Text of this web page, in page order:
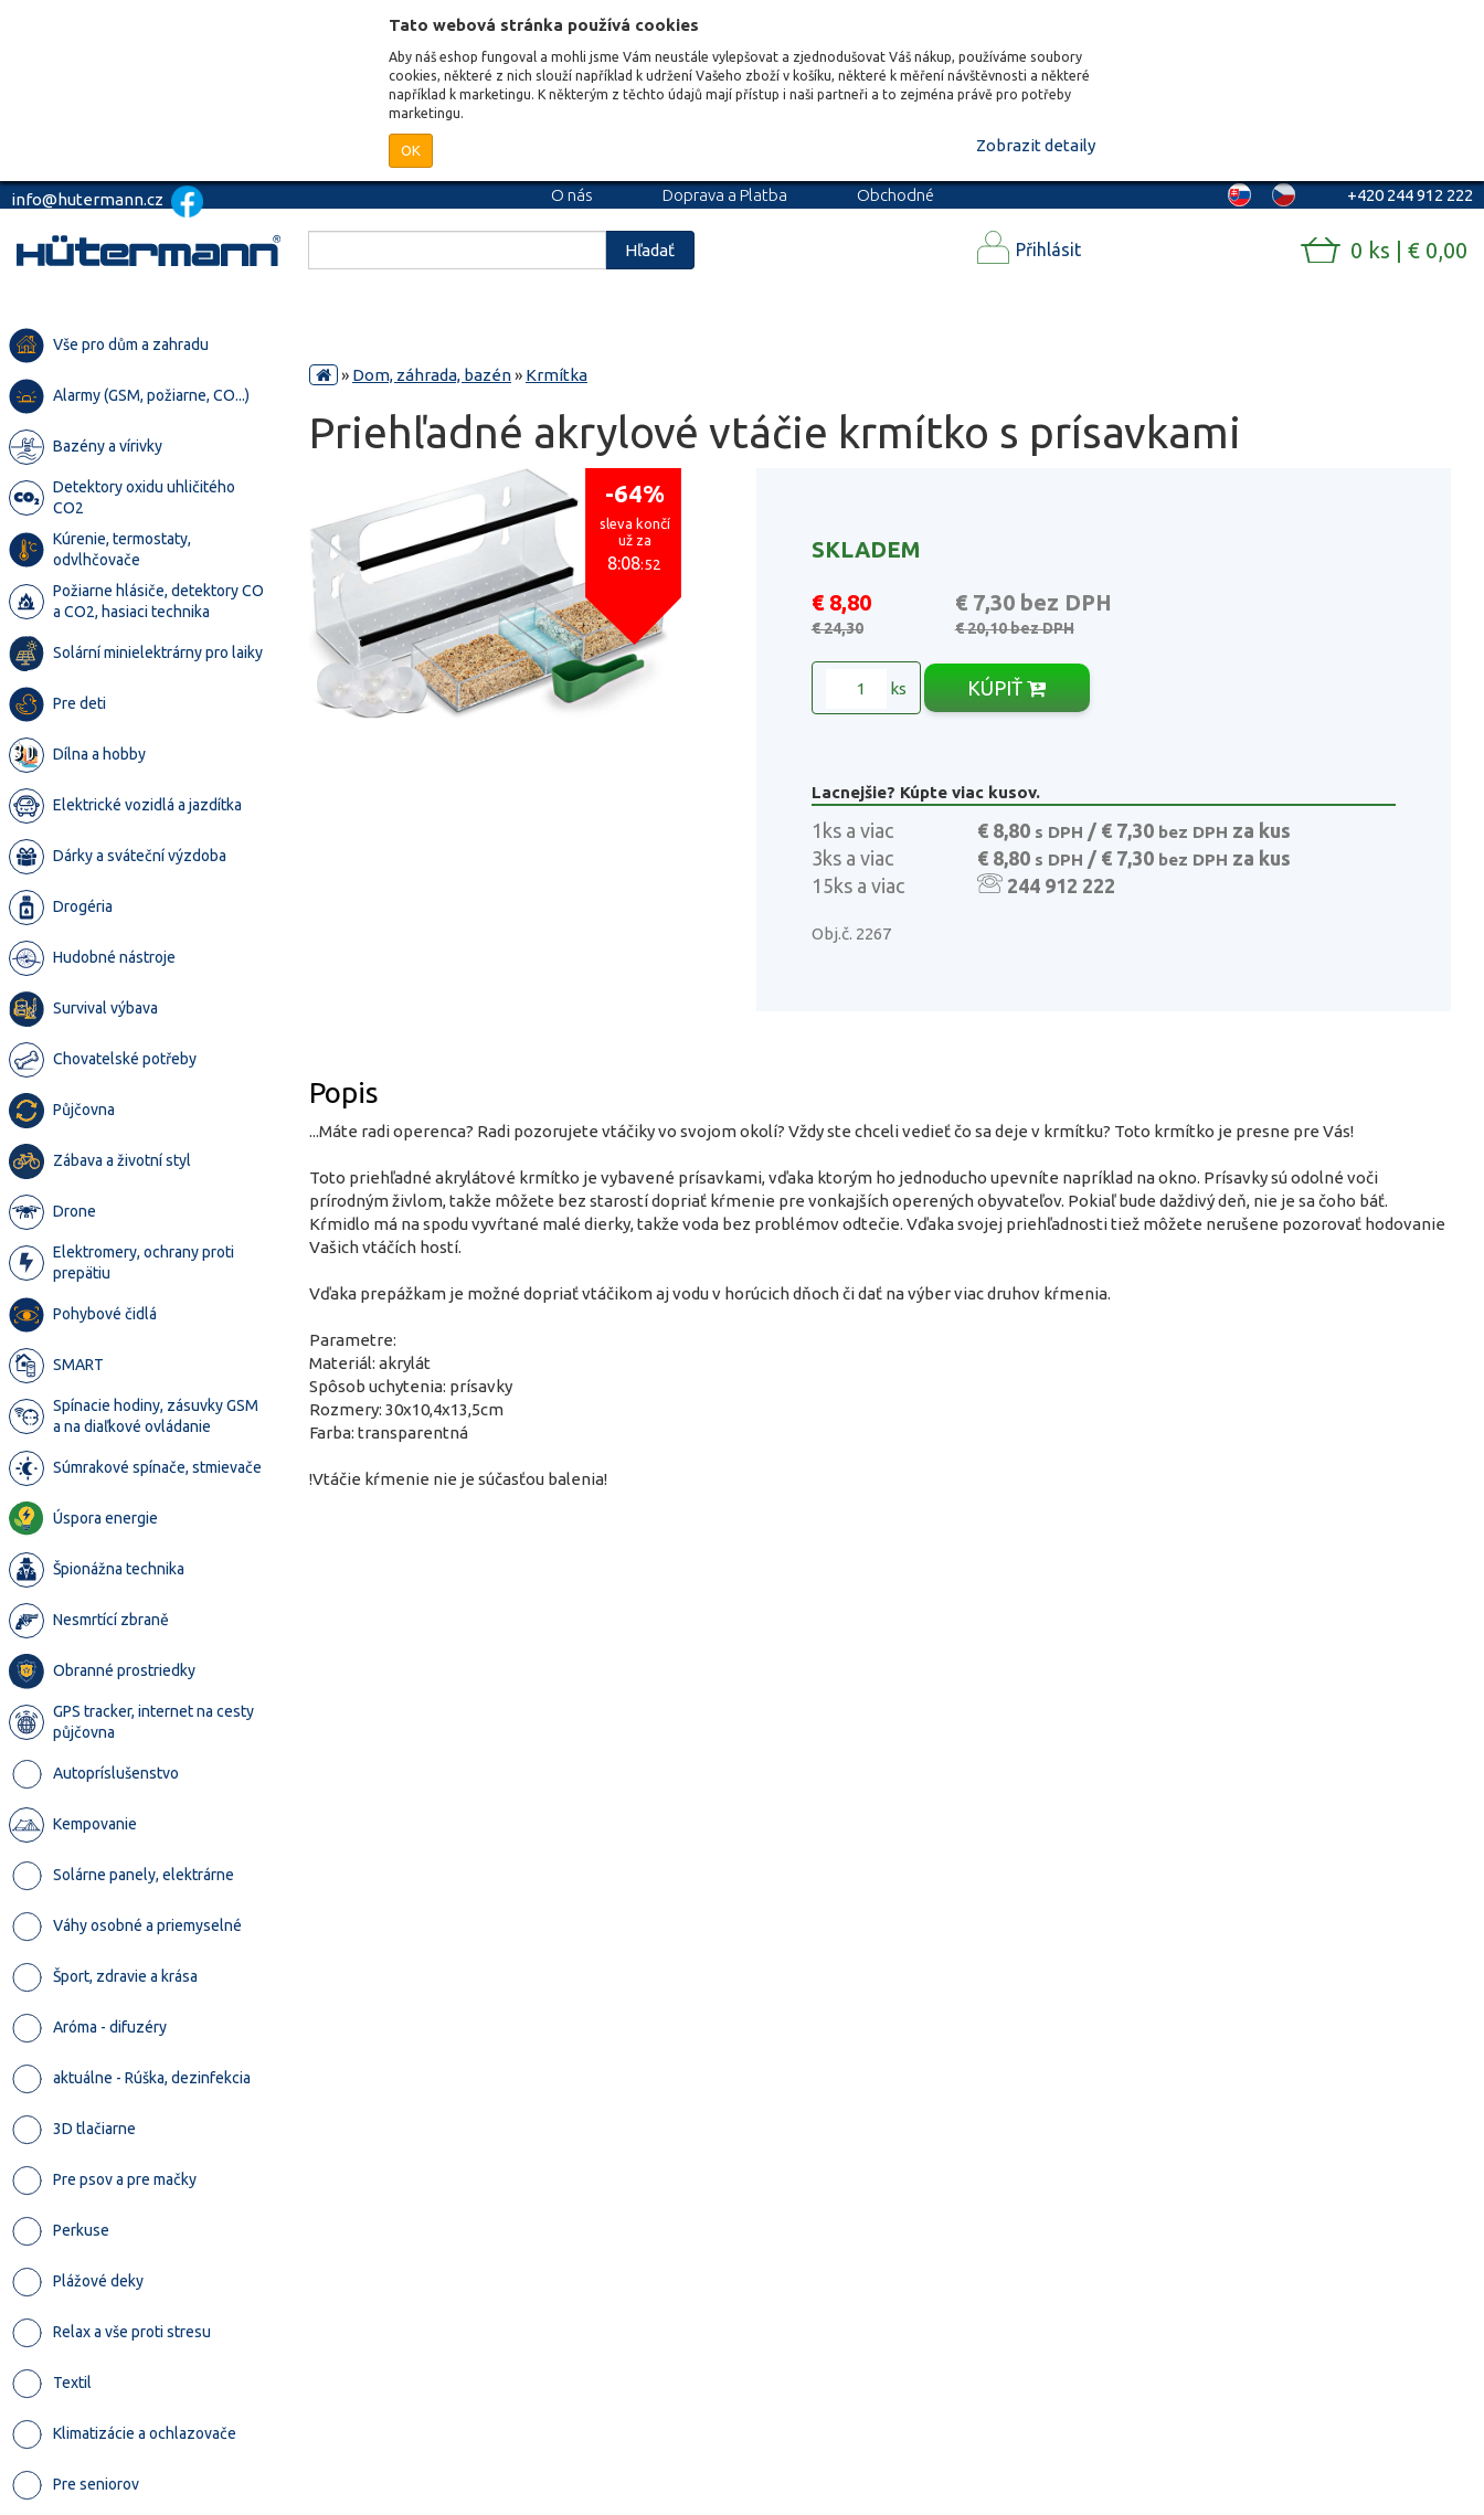
Tato webová stránka používá cookies
Aby náš eshop fungoval a mohli jsme Vám neustále vylepšovat a zjednodušovat Váš nákup, používáme soubory
cookies, některé z nich slouží například k udržení Vašeho zboží v košíku, některé k měření návštěvnosti a některé
například k marketingu. K některým z těchto údajů mají přístup i naši partneři a to zejména právě pro potřeby
marketingu.
OK Zobrazit detaily
info@hutermann.cz O nás Doprava a Platba
Obchodné
+420 244 912 222
Hľadať Přihlásit 0 ks | € 0,00
Vše pro dům a zahradu
Alarmy (GSM, požiarne, CO...)
Bazény a vírivky
Detektory oxidu uhličitého
CO2
Kúrenie, termostaty,
odvlhčovače
Požiarne hlásiče, detektory CO
a CO2, hasiaci technika
Solární minielektrárny pro laiky
Pre deti
Dílna a hobby
Elektrické vozidlá a jazdítka
Dárky a sváteční výzdoba
Drogéria
Hudobné nástroje
Survival výbava
Chovatelské potřeby
Půjčovna
Zábava a životní styl
Drone
Elektromery, ochrany proti
prepätiu
Pohybové čidlá
SMART
Spínacie hodiny, zásuvky GSM
a na diaľkové ovládanie
Súmrakové spínače, stmievače
Úspora energie
Špionážna technika
Nesmrtící zbraně
Obranné prostriedky
GPS tracker, internet na cesty
půjčovna
Autopríslušenstvo
Kempovanie
Solárne panely, elektrárne
Váhy osobné a priemyselné
Šport, zdravie a krása
Aróma - difuzéry
aktuálne - Rúška, dezinfekcia
3D tlačiarne
Pre psov a pre mačky
Perkuse
Plážové deky
Relax a vše proti stresu
Textil
Klimatizácie a ochlazovače
Pre seniorov
» Dom, záhrada, bazén» Krmítka
Priehľadné akrylové vtáčie krmítko s prísavkami
-64%
sleva končí
už za
8:08:51
SKLADEM
€ 8,80 € 7,30 bez DPH
€ 24,30 € 20,10bez DPH
ks KÚPIŤ
Lacnejšie? Kúpte viac kusov.
1ks a viac € 8,80s DPH / € 7,30 bez DPH za kus
3ks a viac
€ 8,80s DPH / € 7,30 bez DPH za kus
15ks a viac
244 912 222
Obj.č. 2267
Popis
...Máte radi operenca? Radi pozorujete vtáčiky vo svojom okolí? Vždy ste chceli vedieť čo sa deje v krmítku? Toto krmítko je presne pre Vás!
Toto priehľadné akrylátové krmítko je vybavené prísavkami, vďaka ktorým ho jednoducho upevníte napríklad na okno. Prísavky sú odolné voči
prírodným živlom, takže môžete bez starostí dopriať kŕmenie pre vonkajších operených obyvateľov. Pokiaľ bude daždivý deň, nie je sa čoho báť.
Kŕmidlo má na spodu vyvŕtané malé dierky, takže voda bez problémov odtečie. Vďaka svojej priehľadnosti tiež môžete nerušene pozorovať hodovanie
Vašich vtáčích hostí.
Vďaka prepážkam je možné dopriať vtáčikom aj vodu v horúcich dňoch či dať na výber viac druhov kŕmenia.
Parametre:
Materiál: akrylát
Spôsob uchytenia: prísavky
Rozmery: 30x10,4x13,5cm
Farba: transparentná
!Vtáčie kŕmenie nie je súčasťou balenia!